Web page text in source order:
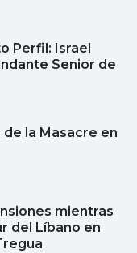
Perfil: Israel
Senior de
de la Masacre en
mientras
del Líbano en